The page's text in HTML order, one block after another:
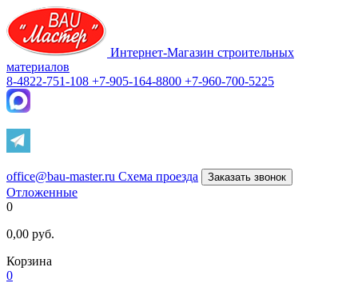
Интернет-Магазин строительных
материалов
8-4822-751-108 +7-905-164-8800 +7-960-700-5225
office@bau-master.ru Схема проезда Заказать звонок
Отложенные
0
0,00 руб.
Корзина
0